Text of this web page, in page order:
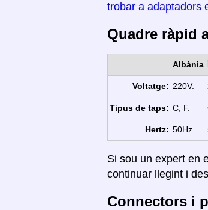
trobar a adaptadors
Quadre ràpid
Albània
Voltatge: 220V.
Tipus de taps: C, F.
Hertz: 50Hz.
Si sou un expert en
continuar llegint i
Connectors i